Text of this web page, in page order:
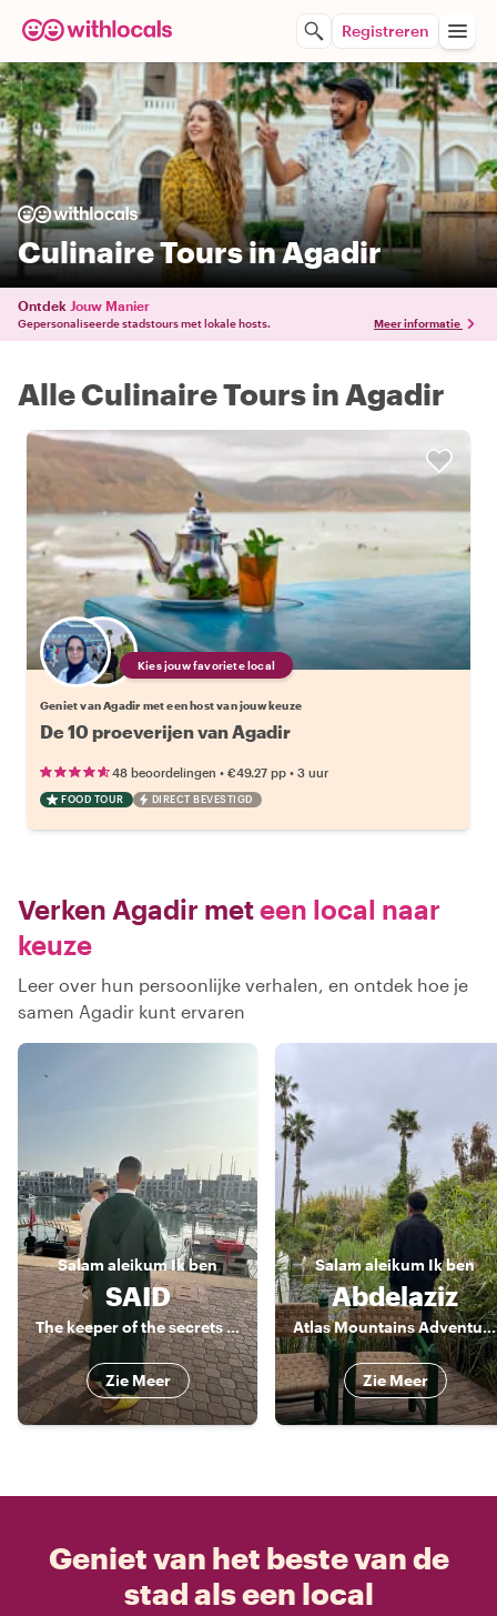
Registreren
Culinaire Tours in Agadir
Ontdek Jouw Manier
Gepersonaliseerde stadstours met lokale hosts. Meer informatie
Alle Culinaire Tours in Agadir
Kies jouw favoriete local
Geniet van Agadir met een host van jouw keuze
De 10 proeverijen van Agadir
48 beoordelingen • €49.27 pp • 3 uur
FOOD TOUR DIRECT BEVESTIGD
Verken Agadir meteen local naar
keuze
Leer over hun persoonlijke verhalen, en ontdek hoe je
samen Agadir kunt ervaren
Salam aleikumIk ben
SAID
The keeper of the secrets of Agadir
Zie Meer
Salam aleikum Ik ben
Abdelaziz
Atlas Mountains Adventure Guide & Amazigh Culture Expert
Zie Meer
Geniet van het beste van de
stad als een local